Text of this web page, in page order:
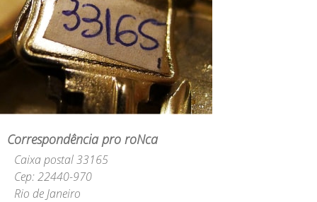
Correspondência pro roNca
Caixa postal 33165
Cep: 22440-970
Rio de Janeiro